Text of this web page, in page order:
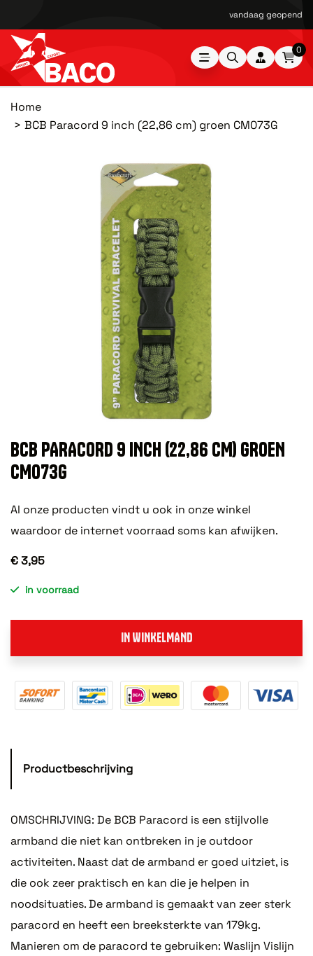
vandaag geopend
0
Home
BCB Paracord 9 inch (22,86 cm) groen CM073G
BCB PARACORD 9 INCH (22,86 CM) GROEN
CM073G
Al onze producten vindt u ook in onze winkel
waardoor de internet voorraad soms kan afwijken.
€ 3,95
in voorraad
IN WINKELMAND
Productbeschrijving
OMSCHRIJVING: De BCB Paracord is een stijlvolle
armband die niet kan ontbreken in je outdoor
activiteiten. Naast dat de armband er goed uitziet, is
die ook zeer praktisch en kan die je helpen in
noodsituaties. De armband is gemaakt van zeer sterk
paracord en heeft een breeksterkte van 179kg.
Manieren om de paracord te gebruiken: Waslijn Vislijn